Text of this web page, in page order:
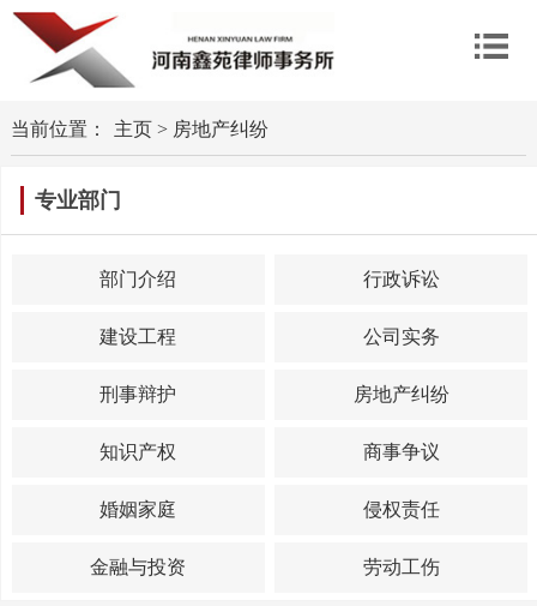
当前位置： 主页> 房地产纠纷
专业部门
部门介绍 行政诉讼
建设工程 公司实务
刑事辩护 房地产纠纷
知识产权 商事争议
婚姻家庭 侵权责任
金融与投资 劳动工伤